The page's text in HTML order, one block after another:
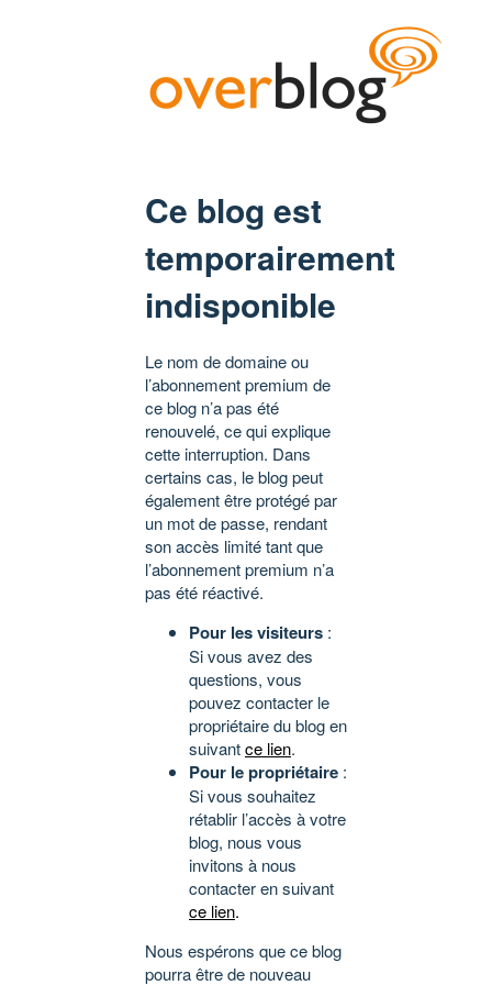
Ce blog est
temporairement
indisponible
Le nom de domaine ou
l’abonnement premium de
ce blog n’a pas été
renouvelé, ce qui explique
cette interruption. Dans
certains cas, le blog peut
également être protégé par
un mot de passe, rendant
son accès limité tant que
l’abonnement premium n’a
pas été réactivé.
Pour les visiteurs :
Si vous avez des
questions, vous
pouvez contacter le
propriétaire du blog en
suivantce lien.
Pour le propriétaire :
Si vous souhaitez
rétablir l’accès à votre
blog, nous vous
invitons à nous
contacter en suivant
ce lien.
Nous espérons que ce blog
pourra être de nouveau